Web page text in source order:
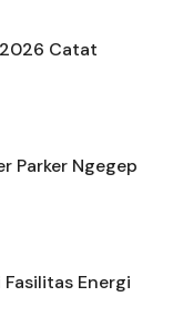
Catat
Parker Ngegep
Energi